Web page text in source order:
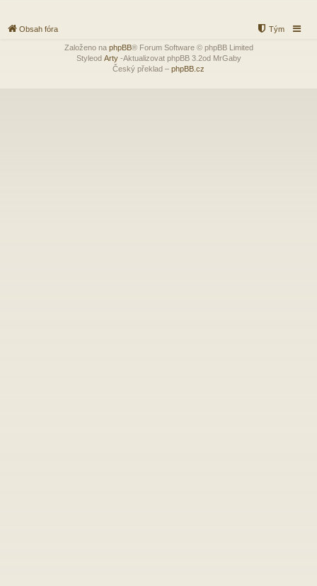
Obsah fóra Tým
Založeno na phpBB® Forum Software © phpBB Limited
Styleod Arty-Aktualizovat phpBB 3.2od MrGaby
Český překlad – phpBB.cz